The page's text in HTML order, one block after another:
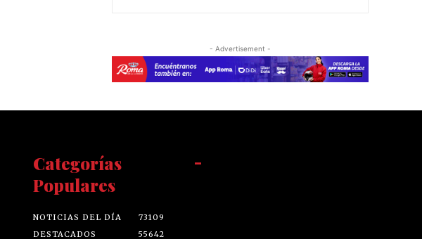
- Advertisement -
Categorías
Populares
NOTICIAS DEL DÍA
73109
DESTACADOS
55642
-